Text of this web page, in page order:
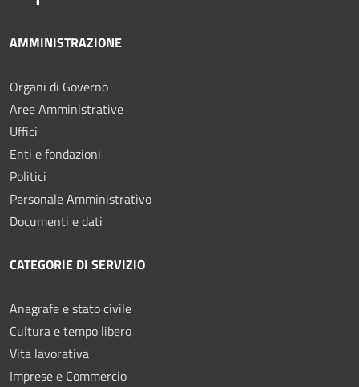
AMMINISTRAZIONE
Organi di Governo
Aree Amministrative
Uffici
Enti e fondazioni
Politici
Personale Amministrativo
Documenti e dati
CATEGORIE DI SERVIZIO
Anagrafe e stato civile
Cultura e tempo libero
Vita lavorativa
Imprese e Commercio